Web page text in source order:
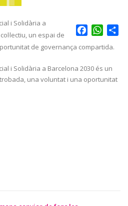
Facebook
i Solidària a
un espai de
de governança compartida.
i Solidària a Barcelona 2030 és un
una voluntat i una oportunitat